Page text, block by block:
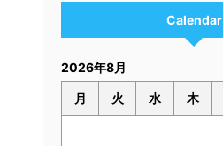
Calendar
2026年8月
月 火 水 木